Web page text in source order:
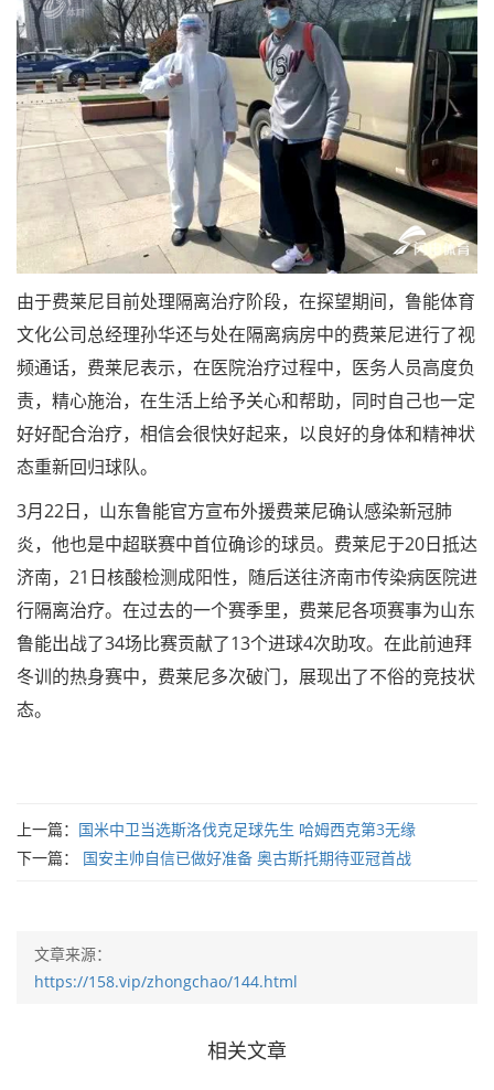
由于费莱尼目前处理隔离治疗阶段，在探望期间，鲁能体育
文化公司总经理孙华还与处在隔离病房中的费莱尼进行了视
频通话，费莱尼表示，在医院治疗过程中，医务人员高度负
责，精心施治，在生活上给予关心和帮助，同时自己也一定
好好配合治疗，相信会很快好起来，以良好的身体和精神状
态重新回归球队。
3月22日，山东鲁能官方宣布外援费莱尼确认感染新冠肺
炎，他也是中超联赛中首位确诊的球员。费莱尼于20日抵达
济南，21日核酸检测成阳性，随后送往济南市传染病医院进
行隔离治疗。在过去的一个赛季里，费莱尼各项赛事为山东
鲁能出战了34场比赛贡献了13个进球4次助攻。在此前迪拜
冬训的热身赛中，费莱尼多次破门，展现出了不俗的竞技状
态。
上一篇： 国米中卫当选斯洛伐克足球先生 哈姆西克第3无缘
下一篇：
国安主帅自信已做好准备 奥古斯托期待亚冠首战
文章来源：
https://158.vip/zhongchao/144.html
相关文章